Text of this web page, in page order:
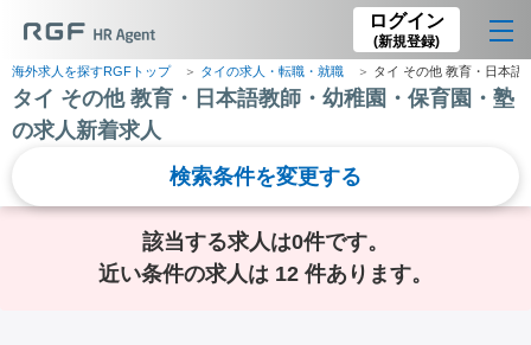
ログイン
(新規登録)
海外求人を探すRGFトップ タイの求人・転職・就職 タイ その他 教育・日本語
タイ その他 教育・日本語教師・幼稚園・保育園・塾
の求人新着求人
検索条件を変更する
該当する求人は0件です。
近い条件の求人は 12 件あります。